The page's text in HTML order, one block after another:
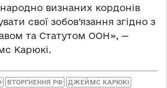
визнаних кордонів
свої зобов’язання згідно з
та Статутом ООН», —
Карюкі.
ВТОРГНЕННЯ РФ ДЖЕЙМС КАРЮКІ